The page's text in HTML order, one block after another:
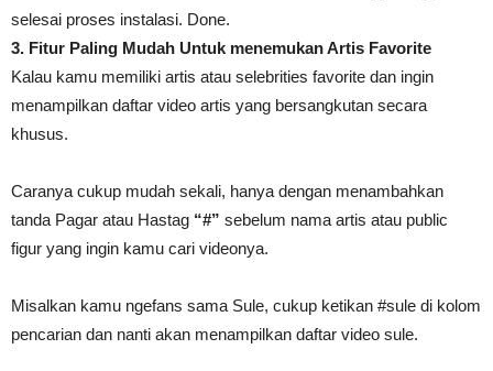
selesai proses instalasi. Done.
3. Fitur Paling Mudah Untuk menemukan Artis Favorite
Kalau kamu memiliki artis atau selebrities favorite dan ingin
menampilkan daftar video artis yang bersangkutan secara
khusus.
Caranya cukup mudah sekali, hanya dengan menambahkan
tanda Pagar atau Hastag “#” sebelum nama artis atau public
figur yang ingin kamu cari videonya.
Misalkan kamu ngefans sama Sule, cukup ketikan #sule di kolom
pencarian dan nanti akan menampilkan daftar video sule.